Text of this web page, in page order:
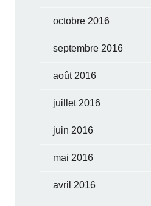
octobre 2016
septembre 2016
août 2016
juillet 2016
juin 2016
mai 2016
avril 2016